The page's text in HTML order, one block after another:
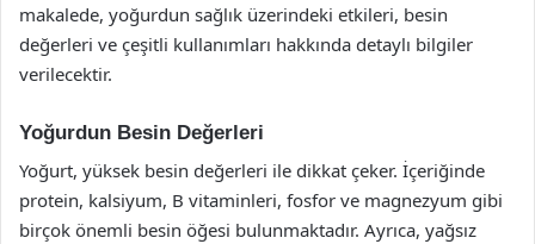
makalede, yoğurdun sağlık üzerindeki etkileri, besin
değerleri ve çeşitli kullanımları hakkında detaylı bilgiler
verilecektir.
Yoğurdun Besin Değerleri
Yoğurt, yüksek besin değerleri ile dikkat çeker. İçeriğinde
protein, kalsiyum, B vitaminleri, fosfor ve magnezyum gibi
birçok önemli besin öğesi bulunmaktadır. Ayrıca, yağsız